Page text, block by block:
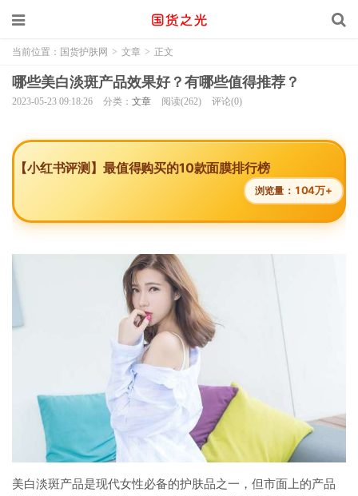
当前位置： 国货护肤网 > 文章 > 正文
哪些美白淡斑产品效果好？有哪些值得推荐？
2023-05-23 09:18:26 分类： 文章 阅读(262) 评论(0)
【小红书评测】最值得购买的10款面膜排行榜
浏览量： 104万+
美白淡斑产品是现代女性必备的护肤品之一，但市面上的产品